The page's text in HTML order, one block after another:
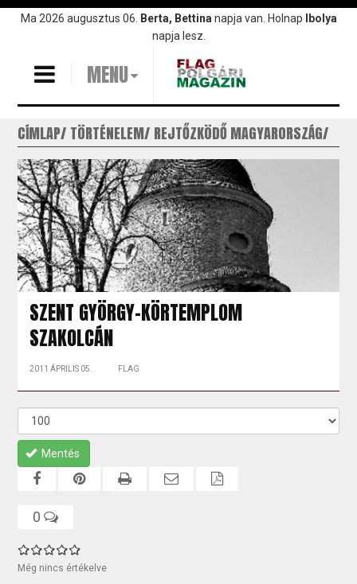
UgrásMa 2026 augusztus 06. Berta, Bettina napja van. Holnap
Ibolya
napja lesz.
MENU
CÍMLAP TÖRTÉNELEM REJTŐZKÖDŐ MAGYARORSZÁG
SZENT GYÖRGY-KÖRTEMPLOM
SZAKOLCÁN
2011 ÁPRILIS 05. FLAG
Mentés
0
Még nincs értékelve